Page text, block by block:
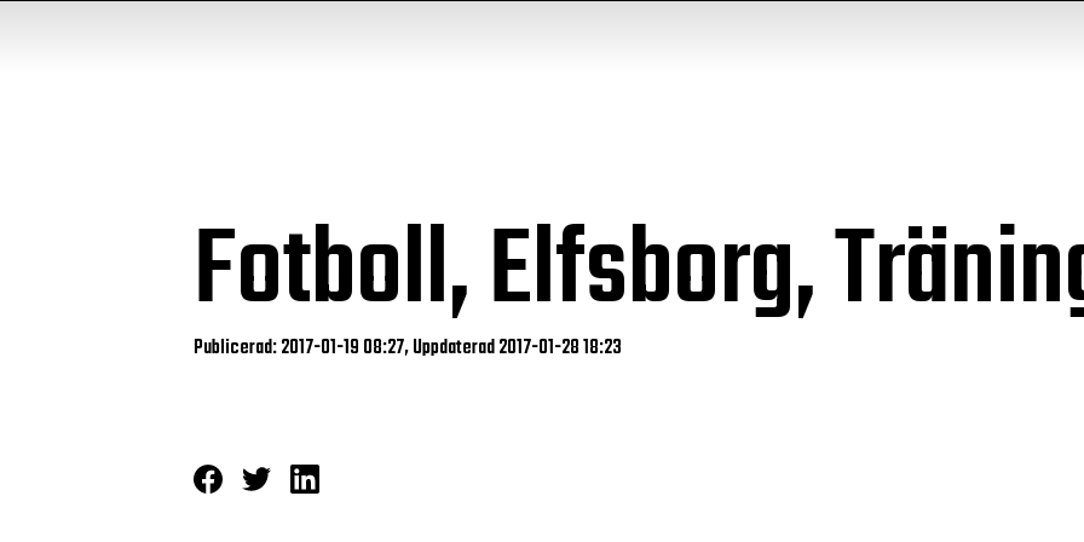
Fotboll, Elfsborg,
Publicerad: 2017-01-19 08:27, Uppdaterad 2017-01-28 18:23